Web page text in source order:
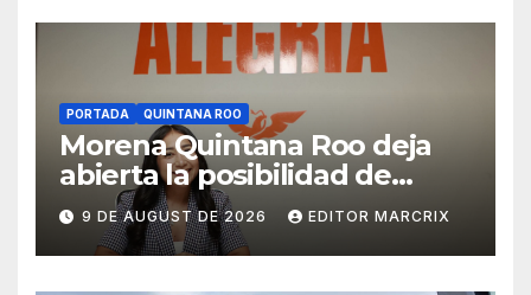
PORTADA QUINTANA ROO
Morena Quintana Roo deja
abierta la posibilidad de
sumar a Lidia Rojas
9 DE AUGUST DE 2026 EDITOR MARCRIX